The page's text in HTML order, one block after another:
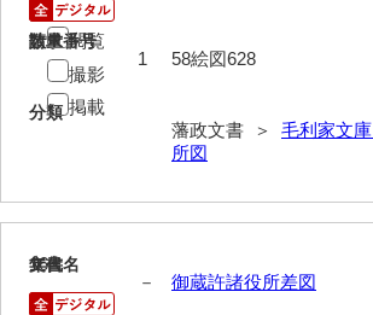
請求番号
58絵図628
分類
藩政文書 ＞ 毛利家文庫
所図
数量
1
閲覧
撮影
掲載
16
文書名
御蔵許諸役所差図
年代
－